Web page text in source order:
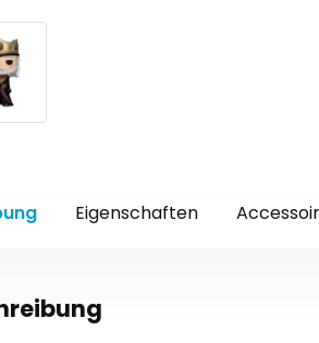
Eigenschaften